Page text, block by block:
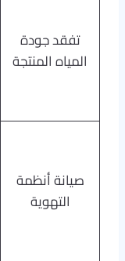
تفقد جودة
المياه المنتجة
صيانة أنظمة
التهوية